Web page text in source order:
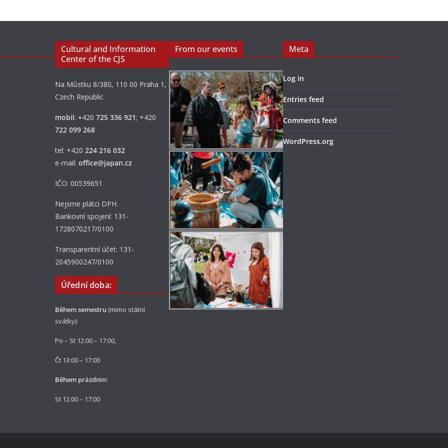
Cultural and Information
Center of the CJS
Na Můstku 8/380, 110 00 Praha 1,
Czech Republic
mobil: +420 725 336 921; +420
722 099 268
tel: +420 224 216 032
e-mail: office@japan.cz
IČO: 00539651
Nejsme plátci DPH.
Bankovní spojení: 131-
1728070217/0100
Transparentní účet: 131-
2045900247/0100
Úřední doba:
Během semestru (mimo státní
svátky):
Po – St 12:00 – 17:00,
Čt 13:00 – 17:00
Během prázdnin:
St 12:00 – 17:00
From our events Meta
Log in
Entries feed
Comments feed
WordPress.org